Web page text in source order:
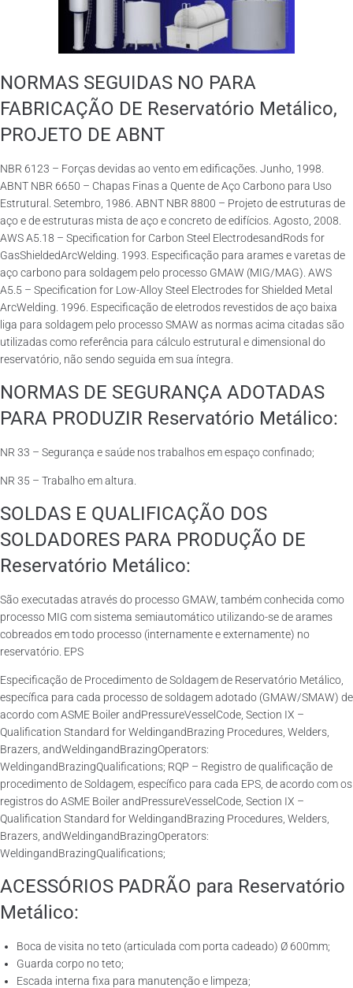
NORMAS SEGUIDAS NO PARA
FABRICAÇÃO DE Reservatório Metálico,
PROJETO DE ABNT
NBR 6123 – Forças devidas ao vento em edificações. Junho, 1998.
ABNT NBR 6650 – Chapas Finas a Quente de Aço Carbono para Uso
Estrutural. Setembro, 1986. ABNT NBR 8800 – Projeto de estruturas de
aço e de estruturas mista de aço e concreto de edifícios. Agosto, 2008.
AWS A5.18 – Specification for Carbon Steel ElectrodesandRods for
GasShieldedArcWelding. 1993. Especificação para arames e varetas de
aço carbono para soldagem pelo processo GMAW (MIG/MAG). AWS
A5.5 – Specification for Low-Alloy Steel Electrodes for Shielded Metal
ArcWelding. 1996. Especificação de eletrodos revestidos de aço baixa
liga para soldagem pelo processo SMAW as normas acima citadas são
utilizadas como referência para cálculo estrutural e dimensional do
reservatório, não sendo seguida em sua íntegra.
NORMAS DE SEGURANÇA ADOTADAS
PARA PRODUZIR Reservatório Metálico:
NR 33 – Segurança e saúde nos trabalhos em espaço confinado;
NR 35 – Trabalho em altura.
SOLDAS E QUALIFICAÇÃO DOS
SOLDADORES PARA PRODUÇÃO DE
Reservatório Metálico:
São executadas através do processo GMAW, também conhecida como
processo MIG com sistema semiautomático utilizando-se de arames
cobreados em todo processo (internamente e externamente) no
reservatório. EPS
Especificação de Procedimento de Soldagem de Reservatório Metálico,
específica para cada processo de soldagem adotado (GMAW/SMAW) de
acordo com ASME Boiler andPressureVesselCode, Section IX –
Qualification Standard for WeldingandBrazing Procedures, Welders,
Brazers, andWeldingandBrazingOperators:
WeldingandBrazingQualifications; RQP – Registro de qualificação de
procedimento de Soldagem, específico para cada EPS, de acordo com os
registros do ASME Boiler andPressureVesselCode, Section IX –
Qualification Standard for WeldingandBrazing Procedures, Welders,
Brazers, andWeldingandBrazingOperators:
WeldingandBrazingQualifications;
ACESSÓRIOS PADRÃO para Reservatório
Metálico:
Boca de visita no teto (articulada com porta cadeado) Ø 600mm;
Guarda corpo no teto;
Escada interna fixa para manutenção e limpeza;